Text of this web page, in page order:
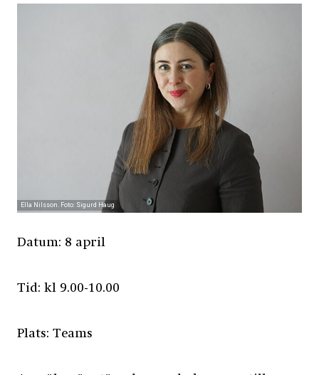
Ella Nilsson. Foto: Sigurd Haug
Datum: 8 april
Tid: kl 9.00-10.00
Plats: Teams